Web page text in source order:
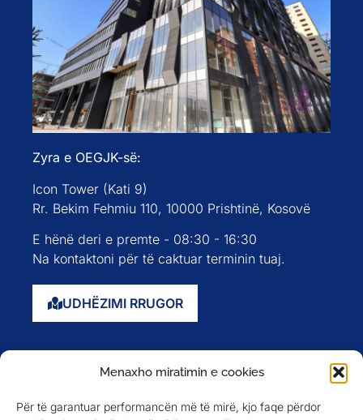
Menaxho miratimin e cookies
Për të garantuar performancën më të mirë, kjo faqe përdor
Zyra e OEGJK-së:
Icon Tower (Kati 9)
Rr. Bekim Fehmiu 110, 10000 Prishtinë, Kosovë
E hënë deri e premte - 08:30 - 16:30
Na kontaktoni për të caktuar terminin tuaj.
UDHËZIMI RRUGOR
Evente